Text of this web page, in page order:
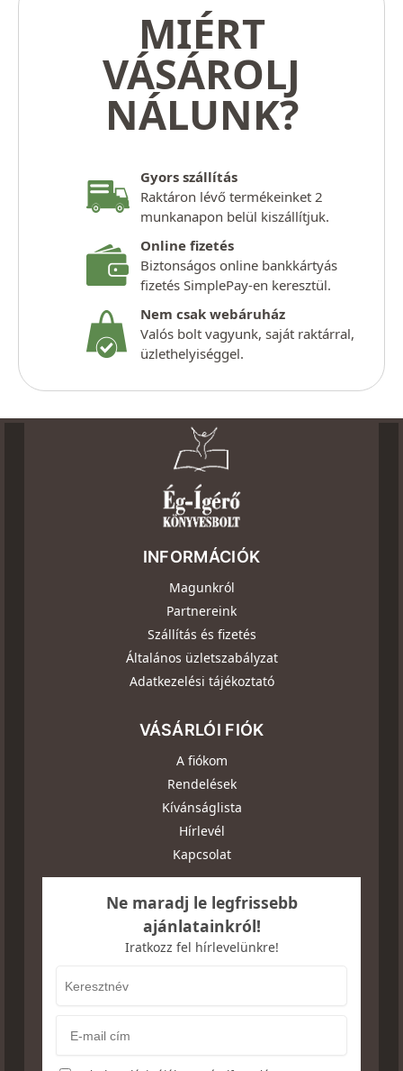
MIÉRT
VÁSÁROLJ
NÁLUNK?
Gyors szállítás
Raktáron lévő termékeinket 2
munkanapon belül kiszállítjuk.
Online fizetés
Biztonságos online bankkártyás
fizetés SimplePay-en keresztül.
Nem csak webáruház
Valós bolt vagyunk, saját raktárral,
üzlethelyiséggel.
INFORMÁCIÓK
Magunkról
Partnereink
Szállítás és fizetés
Általános üzletszabályzat
Adatkezelési tájékoztató
VÁSÁRLÓI FIÓK
A fiókom
Rendelések
Kívánságlista
Hírlevél
Kapcsolat
Ne maradj le legfrissebb
ajánlatainkról!
Iratkozz fel hírlevelünkre!